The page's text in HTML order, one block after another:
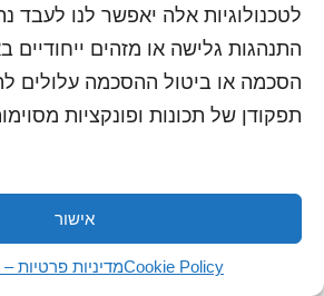
לטכנולוגיות אלה יאפשר לנו לעבד
התנהגות גלישה או מזהים ייחודיים
הסכמה או ביטול ההסכמה עלולים
תפקודן של תכונות ופונקציות
אישור
Cookie Policyמדיניות פרטיות
כל הזכויות
"היוצרים"